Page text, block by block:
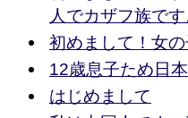
人でカザフ族で
初めまして！女
12歳息子ため日
はじめまして